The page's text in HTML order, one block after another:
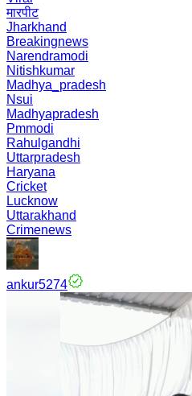
मारपीट
Jharkhand
Breakingnews
Narendramodi
Nitishkumar
Madhya_pradesh
Nsui
Madhyapradesh
Pmmodi
Rahulgandhi
Uttarpradesh
Haryana
Cricket
Lucknow
Uttarakhand
Crimenews
ankur5274